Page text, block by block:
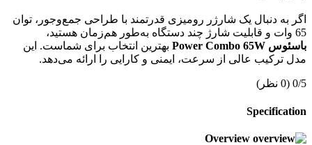
اگر به دنبال یک شارژر رومیزی قدرتمند با طراحی جمع‌وجور، توان
65 وات و قابلیت شارژ چند دستگاه به‌طور هم‌زمان هستید،
باسئوس Power Combo 65W
بهترین انتخاب برای شماست. این
مدل ترکیب عالی از سرعت، ایمنی و کارایی را ارائه می‌دهد.
0/5 (0 نظر)
Specification
Overview